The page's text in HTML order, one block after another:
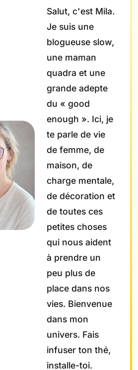
Salut, c'est Mila.
Je suis une
blogueuse slow,
une maman
quadra et une
grande adepte
du « good
enough ». Ici, je
te parle de vie
de femme, de
maison, de
charge mentale,
de décoration et
de toutes ces
petites choses
qui nous aident
à prendre un
peu plus de
place dans nos
vies. Bienvenue
dans mon
univers. Fais
infuser ton thé,
installe-toi.